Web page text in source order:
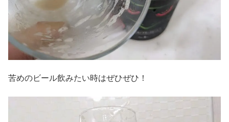
苦めのビール飲みたい時はぜひぜひ！